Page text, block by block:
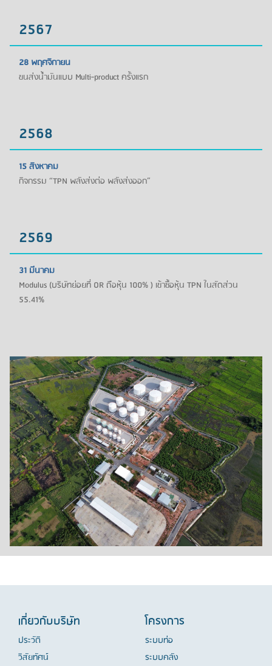
2567
28 พฤศจิกายน
ขนส่งน้ำมันแบบ Multi-product ครั้งแรก
2568
15 สิงหาคม
กิจกรรม “TPN พลังส่งต่อ พลังส่งออก”
2569
31 มีนาคม
Modulus (บริษัทย่อยที่ OR ถือหุ้น 100% ) เข้าซื้อหุ้น TPN ในสัดส่วน
55.41%
เกี่ยวกับบริษัท
ประวัติ
วิสัยทัศน์
โครงการ
ระบบท่อ
ระบบคลัง